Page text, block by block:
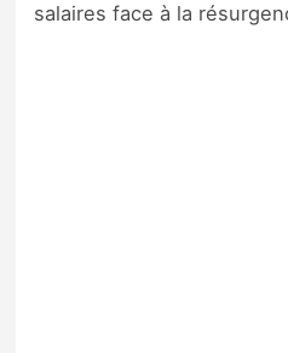
salaires face à la